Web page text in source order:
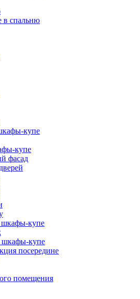
спальню
купе
купе
фасад
купе
шкафы-купе
посередине
помещения